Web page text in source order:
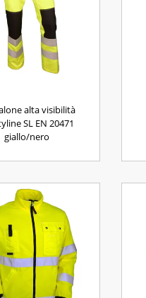
alta visibilità
SL EN 20471
giallo/nero